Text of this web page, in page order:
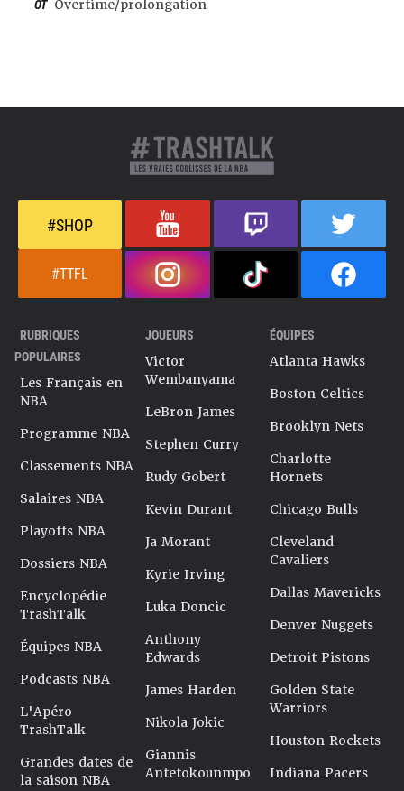
OT Overtime/prolongation
#SHOP
#TTFL
RUBRIQUES
POPULAIRES
Les Français en
NBA
Programme NBA
Classements NBA
Salaires NBA
Playoffs NBA
Dossiers NBA
Encyclopédie
TrashTalk
Équipes NBA
Podcasts NBA
L'Apéro
TrashTalk
Grandes dates de
la saison NBA
JOUEURS
Victor
Wembanyama
LeBron James
Stephen Curry
Rudy Gobert
Kevin Durant
Ja Morant
Kyrie Irving
Luka Doncic
Anthony
Edwards
James Harden
Nikola Jokic
Giannis
Antetokounmpo
ÉQUIPES
Atlanta Hawks
Boston Celtics
Brooklyn Nets
Charlotte
Hornets
Chicago Bulls
Cleveland
Cavaliers
Dallas Mavericks
Denver Nuggets
Detroit Pistons
Golden State
Warriors
Houston Rockets
Indiana Pacers